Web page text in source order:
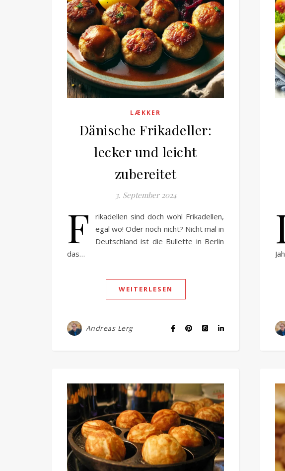
LÆKKER
Dänische Frikadeller:
lecker und leicht
zubereitet
3. September 2024
F
rikadellen sind doch wohl Frikadellen,
egal wo! Oder noch nicht? Nicht mal in
Deutschland ist die Bullette in Berlin
das…
WEITERLESEN
Andreas Lerg